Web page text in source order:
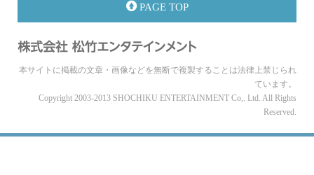
PAGE TOP
本サイトに掲載の文章・画像などを無断で複製することは法律上禁じられ
ています。
Copyright 2003-2013 SHOCHIKU ENTERTAINMENT Co,. Ltd. All Rights
Reserved.